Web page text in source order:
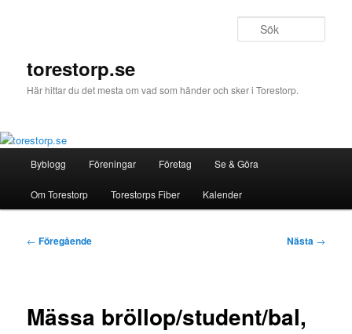
torestorp.se
Här hittar du det mesta om vad som händer och sker i Torestorp.
Byblogg Föreningar Företag Se & Göra
Om Torestorp Torestorps Fiber Kalender
Inläggsnavigering
← Föregående Nästa →
Mässa bröllop/student/bal,